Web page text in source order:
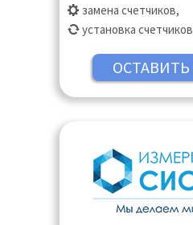
замена счетчиков,
установка счетчиков